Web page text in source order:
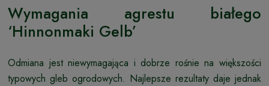
Wymagania agrestu białego
‘Hinnonmaki Gelb’
Odmiana jest niewymagająca i dobrze rośnie na większości
typowych gleb ogrodowych. Najlepsze rezultaty daje jednak